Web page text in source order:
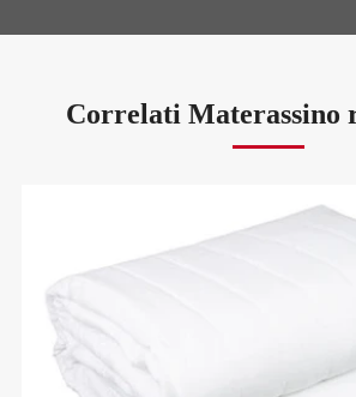
Correlati Materassino